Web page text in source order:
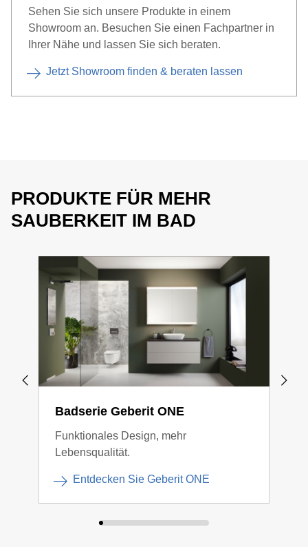
Sehen Sie sich unsere Produkte in einem
Showroom an. Besuchen Sie einen Fachpartner in
Ihrer Nähe und lassen Sie sich beraten.
Jetzt Showroom finden & beraten lassen
PRODUKTE FÜR MEHR
SAUBERKEIT IM BAD
Badserie Geberit ONE
Funktionales Design, mehr
Lebensqualität.
Entdecken Sie Geberit ONE